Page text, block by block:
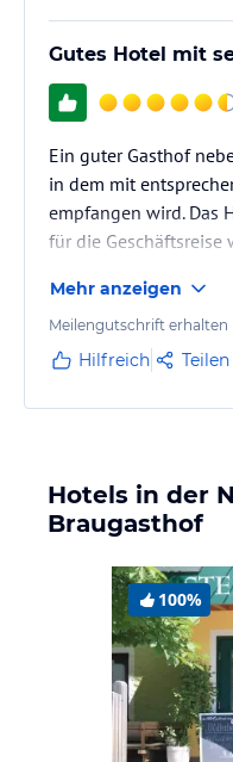
Gutes Hotel mit
Ein guter Gasthof
in dem mit
empfangen wird. Das
für die Geschäftsreise
wirklich gutes
Mehr anzeigen
Meilengutschrift erhalten
Hilfreich Teilen
Hotels in der
Braugasthof
100%